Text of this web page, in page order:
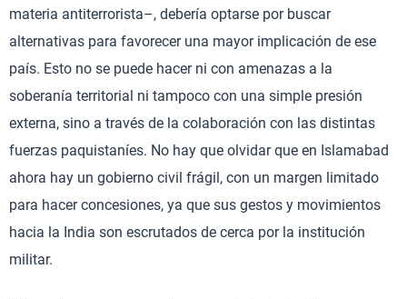
materia antiterrorista–, debería optarse por buscar
alternativas para favorecer una mayor implicación de ese
país. Esto no se puede hacer ni con amenazas a la
soberanía territorial ni tampoco con una simple presión
externa, sino a través de la colaboración con las distintas
fuerzas paquistaníes. No hay que olvidar que en Islamabad
ahora hay un gobierno civil frágil, con un margen limitado
para hacer concesiones, ya que sus gestos y movimientos
hacia la India son escrutados de cerca por la institución
militar.